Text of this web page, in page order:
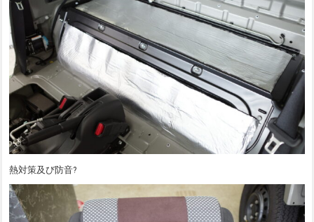
熱対策及び防音?